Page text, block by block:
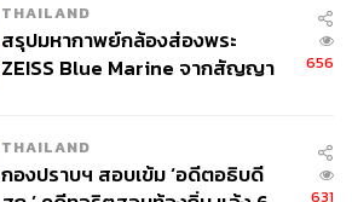
THAILAND
สรุปมหากาพย์กล้องส่องพระ
ZEISS Blue Marine จากสัญญา
จ่ายหนี้-แอบระบุแบรนด์
656
THAILAND
กองปราบฯ สอบเข้ม ‘อดีตอธิบดี
631